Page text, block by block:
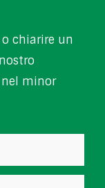
chiarire un
minor